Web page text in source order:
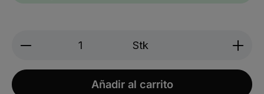
Produkt Anzahl: Gib den
Stk
Añadir al carrito